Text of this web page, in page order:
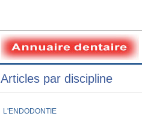
Articles par discipline
L'ENDODONTIE